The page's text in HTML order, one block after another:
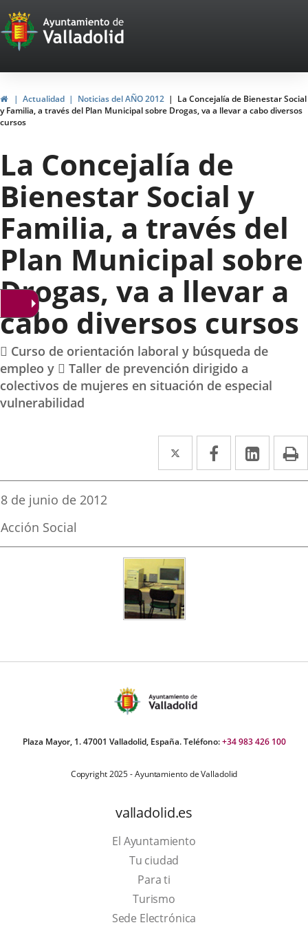
Portal
Web
del
Ayuntamiento
de
Valladolid
HomeActualidad Noticias del AÑO 2012
La Concejalía de Bienestar Social
y Familia, a través del Plan Municipal sobre Drogas, va a llevar a cabo diversos
cursos
La Concejalía de
Bienestar Social y
Familia, a través del
Plan Municipal sobre
Drogas, va a llevar a
cabo diversos cursos
 Curso de orientación laboral y búsqueda de
empleo y  Taller de prevención dirigido a
colectivos de mujeres en situación de especial
vulnerabilidad
Twitter
Enlace
a
externa.
Facebook
Enlace
a
externa.
Enlace
a
Fecha
la
noticia
8 de junio de 2012
Fuente
la
Acción Social
Plaza Mayor, 1. 47001 Valladolid, España. Teléfono:+34 983 426 100
Copyright 2025 - Ayuntamiento de Valladolid
valladolid.es
El Ayuntamiento
Tu ciudad
Para ti
TurismoThis
link
Sede Electrónica